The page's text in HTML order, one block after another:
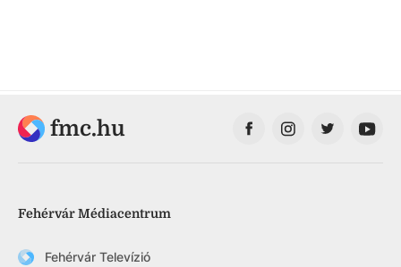
fmc.hu
Fehérvár Médiacentrum
Fehérvár Televízió